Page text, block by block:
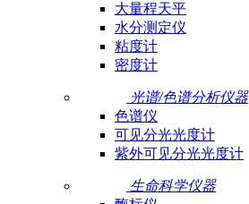
大量程天平
水分测定仪
粘度计
密度计
光谱/色谱分析仪器
色谱仪
可见分光光度计
紫外可见分光光度计
生命科学仪器